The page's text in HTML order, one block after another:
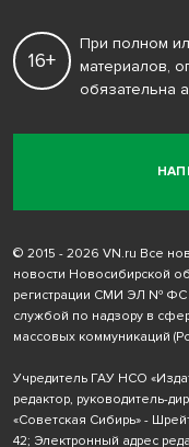
16+
При полном
материалов,
обязательна
© 2015 - 2026 VN.ru Все
новости Новосибирской
регистрации СМИ ЭЛ № ФС
службой по надзору в
массовых коммуникаций
Учредитель ГАУ НСО
редактор, руководитель-
«Советская Сибирь» -
42; Электронный адрес